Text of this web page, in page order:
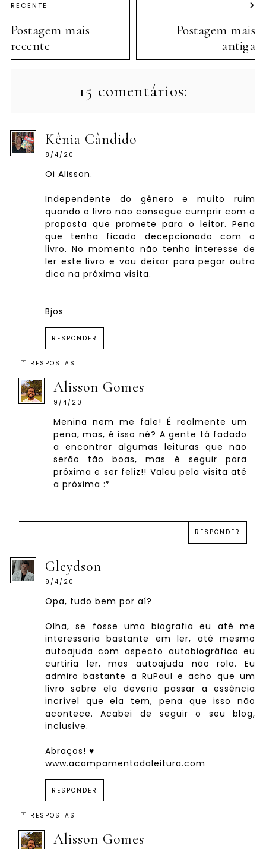
RECENTE
Postagem mais
recente
Postagem mais
antiga
15 comentários:
Kênia Cândido
8/4/20
Oi Alisson.
Independente do gênero e muito ruim
quando o livro não consegue cumprir com a
proposta que promete para o leitor. Pena
que tenha ficado decepcionado com o
livro. No momento não tenho interesse de
ler este livro e vou deixar para pegar outra
dica na próxima visita.
Bjos
RESPONDER
RESPOSTAS
Alisson Gomes
9/4/20
Menina nem me fale! É realmente um
pena, mas, é isso né? A gente tá fadado
a encontrar algumas leituras que não
serão tão boas, mas é seguir para
próxima e ser feliz!! Valeu pela visita até
a próxima :*
RESPONDER
Gleydson
9/4/20
Opa, tudo bem por aí?
Olha, se fosse uma biografia eu até me
interessaria bastante em ler, até mesmo
autoajuda com aspecto autobiográfico eu
curtiria ler, mas autoajuda não rola. Eu
admiro bastante a RuPaul e acho que um
livro sobre ela deveria passar a essência
incrível que ela tem, pena que isso não
acontece. Acabei de seguir o seu blog,
inclusive.
Abraços! ♥
www.acampamentodaleitura.com
RESPONDER
RESPOSTAS
Alisson Gomes